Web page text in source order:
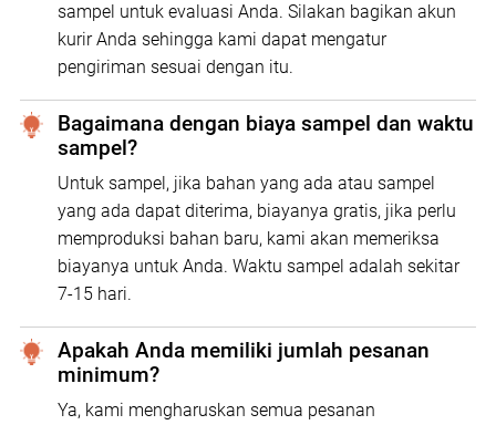
sampel untuk evaluasi Anda. Silakan bagikan akun
kurir Anda sehingga kami dapat mengatur
pengiriman sesuai dengan itu.
Bagaimana dengan biaya sampel dan waktu
sampel?
Untuk sampel, jika bahan yang ada atau sampel
yang ada dapat diterima, biayanya gratis, jika perlu
memproduksi bahan baru, kami akan memeriksa
biayanya untuk Anda. Waktu sampel adalah sekitar
7-15 hari.
Apakah Anda memiliki jumlah pesanan
minimum?
Ya, kami mengharuskan semua pesanan